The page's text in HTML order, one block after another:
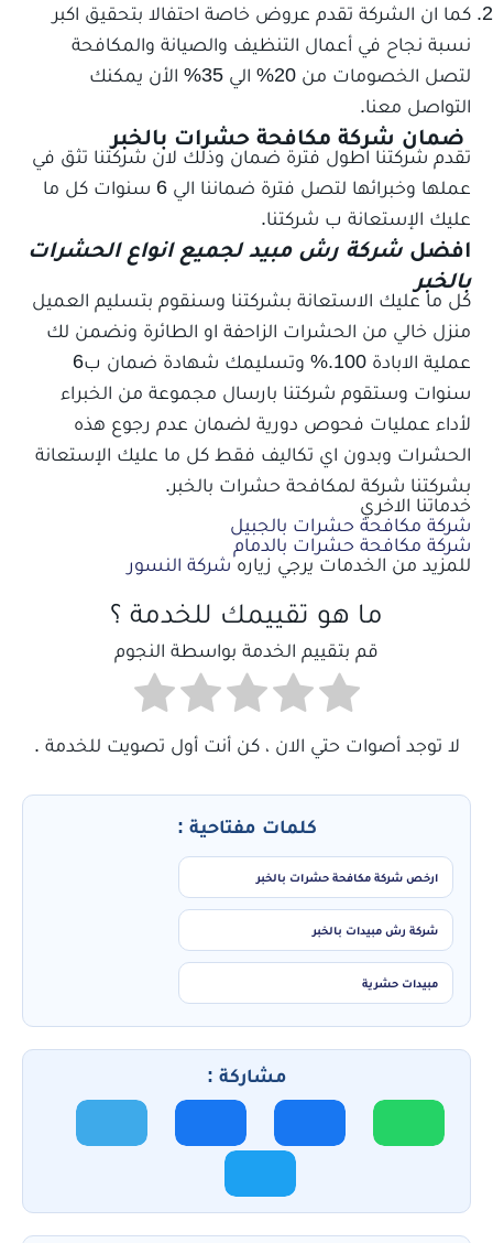
كما ان الشركة تقدم عروض خاصة احتفالا بتحقيق اكبر
نسبة نجاح في أعمال التنظيف والصيانة والمكافحة
لتصل الخصومات من 20% الي 35% الأن يمكنك
التواصل معنا.
ضمان شركة مكافحة حشرات بالخبر
تقدم شركتنا اطول فترة ضمان وذلك لان شركتنا تثق في
عملها وخبرائها لتصل فترة ضماننا الي 6 سنوات كل ما
عليك الإستعانة ب شركتنا.
افضل شركة رش مبيد لجميع انواع الحشرات
بالخبر
كل ما عليك الاستعانة بشركتنا وسنقوم بتسليم العميل
منزل خالي من الحشرات الزاحفة او الطائرة ونضمن لك
عملية الابادة 100.% وتسليمك شهادة ضمان ب6
سنوات وستقوم شركتنا بارسال مجموعة من الخبراء
لأداء عمليات فحوص دورية لضمان عدم رجوع هذه
الحشرات وبدون اي تكاليف فقط كل ما عليك الإستعانة
بشركتنا شركة لمكافحة حشرات بالخبر.
خدماتنا الاخري
شركة مكافحة حشرات بالجبيل
شركة مكافحة حشرات بالدمام
للمزيد من الخدمات يرجي زيارهشركة النسور
ما هو تقييمك للخدمة ؟
قم بتقييم الخدمة بواسطة النجوم
لا توجد أصوات حتي الان ، كن أنت أول تصويت للخدمة .
كلمات مفتاحية :
ارخص شركة مكافحة حشرات بالخبر
شركة رش مبيدات بالخبر
مبيدات حشرية
مشاركة :